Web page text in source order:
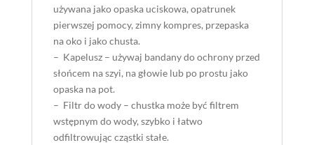
używana jako opaska uciskowa, opatrunek
pierwszej pomocy, zimny kompres, przepaska
na oko i jako chusta.
– Kapelusz – używaj bandany do ochrony przed
słońcem na szyi, na głowie lub po prostu jako
opaska na pot.
– Filtr do wody – chustka może być filtrem
wstępnym do wody, szybko i łatwo
odfiltrowując cząstki stałe.